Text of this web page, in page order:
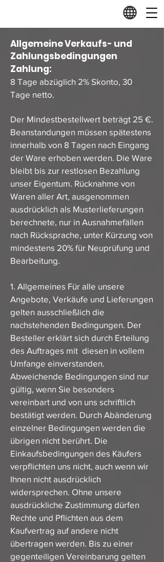
Allgemeine Verkaufs- und
Zahlungsbedingungen
Zahlung:
8 Tage abzüglich 2% Skonto, 30
Tage netto.
Der Mindestbestellwert beträgt 25 €.
Beanstandungen müssen spätestens
innerhalb von 8 Tagen nach Eingang
der Ware erhoben werden. Die Ware
bleibt bis zur restlosen Bezahlung
unser Eigentum. Rücknahme von
Waren aller Art, ausgenommen
ausdrücklich als Musterlieferungen
berechnete, nur in Ausnahmefällen
nach Rücksprache, unter Kürzung von
mindestens 20% für Neuprüfung und
Bearbeitung.
1. Allgemeines Für alle unsere
Angebote, Verkäufe und Lieferungen
gelten ausschließlich die
nachstehenden Bedingungen. Der
Besteller erklärt sich durch Erteilung
des Auftrages mit diesen in vollem
Umfange einverstanden.
Abweichende Bedingungen sind nur
gültig, wenn Sie besonders
vereinbart und von uns schriftlich
bestätigt werden. Durch Abänderung
einzelner Bedingungen werden die
übrigen nicht berührt. Die
Einkaufsbedingungen des Käufers
verpflichten uns nicht, auch wenn wir
Ihnen nicht ausdrücklich
widersprechen. Ohne unsere
ausdrückliche Zustimmung dürfen
Rechte und Pflichten aus dem
Kaufvertrag auf andere nicht
übertragen werden. Bis zu einer
gegenteiligen Vereinbarung gelten